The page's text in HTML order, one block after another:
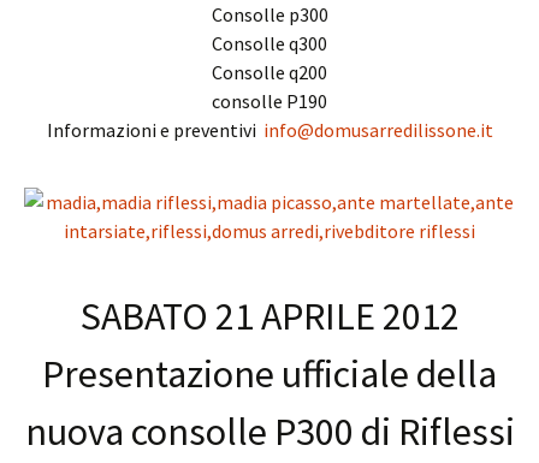
Consolle p300
Consolle q300
Consolle q200
consolle P190
Informazioni e preventivi info@domusarredilissone.it
SABATO 21 APRILE 2012
Presentazione ufficiale della
nuova consolle P300 di Riflessi